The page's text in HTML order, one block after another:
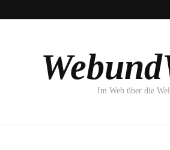
Im Web über die